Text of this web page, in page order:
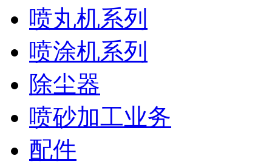
喷丸机系列
喷涂机系列
除尘器
喷砂加工业务
配件